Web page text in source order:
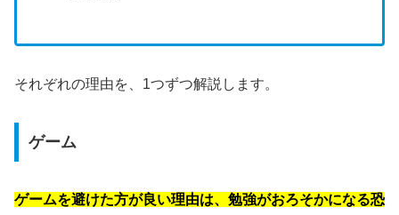
それぞれの理由を、1つずつ解説します。
ゲーム
ゲームを避けた方が良い理由は、勉強がおろそかになる恐